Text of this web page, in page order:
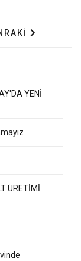
KARDEŞLER
MAKALE:
YENİ
ÜRETİMİ